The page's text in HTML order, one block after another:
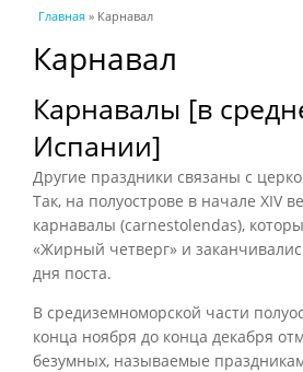
Вы здесь
Главная » Карнавал
Карнавал
Карнавалы [в
Испании]
Другие праздники связаны с
Так, на полуострове в начале XIV
карнавалы (carnestolendas),
«Жирный четверг» и
дня поста.
В средиземноморской части
конца ноября до конца декабря
безумных, называемые